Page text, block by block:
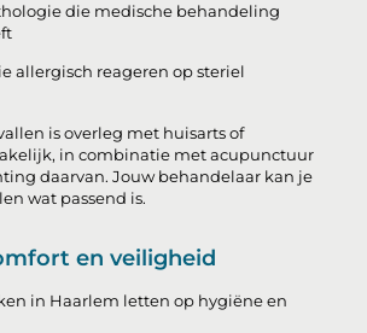
die medische behandeling
allergisch reageren op steriel
is overleg met huisarts of
in combinatie met acupunctuur
daarvan. Jouw behandelaar kan je
wat passend is.
en veiligheid
in Haarlem letten op hygiëne en